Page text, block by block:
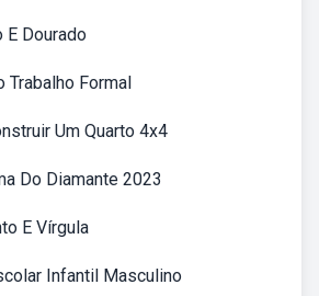
E Dourado
Trabalho Formal
Um Quarto 4x4
Do Diamante 2023
E Vírgula
Infantil Masculino